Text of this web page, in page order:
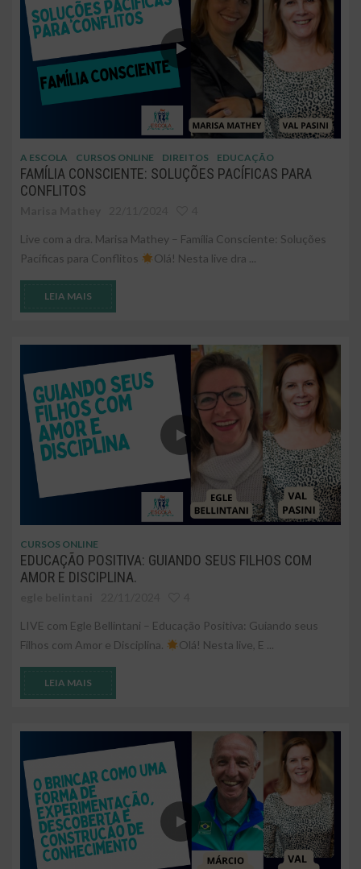
A ESCOLA CURSOS ONLINE DIREITOS EDUCAÇÃO
FAMÍLIA CONSCIENTE: SOLUÇÕES PACÍFICAS PARA
CONFLITOS
Live com a dra. Marisa Mathey – Família Consciente: Soluções
Pacíficas para Conflitos
Olá! Nesta live dra ...
LEIA MAIS
CURSOS ONLINE
EDUCAÇÃO POSITIVA: GUIANDO SEUS FILHOS COM
AMOR E DISCIPLINA.
LIVE com Egle Bellintani – Educação Positiva: Guiando seus
Filhos com Amor e Disciplina.
Olá! Nesta live, E ...
LEIA MAIS